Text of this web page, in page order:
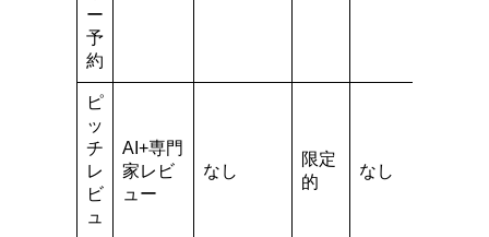
ー
予
約
ピ
ッ
チ
レ
ビ
ュ
AI+専門
家レビ
ュー
なし
限定
的
なし